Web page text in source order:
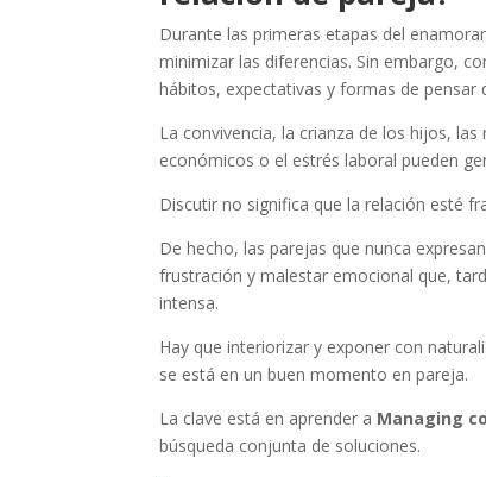
Durante las primeras etapas del
minimizar las diferencias. Sin embargo,
hábitos, expectativas y formas de pensar
La convivencia, la crianza de los hijos,
económicos o el estrés laboral pueden
Discutir no significa que la relación esté
De hecho, las parejas que nunca
frustración y malestar emocional que,
intensa.
Hay que interiorizar y exponer con
se está en un buen momento en pareja.
La clave está en aprender a Managing
búsqueda conjunta de soluciones.